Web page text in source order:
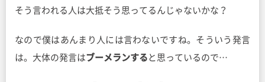
そう言われる人は大抵そう思ってるんじゃないかな？
なので僕はあんまり人には言わないですね。そういう発言
は。大体の発言はブーメランする と思っているので…